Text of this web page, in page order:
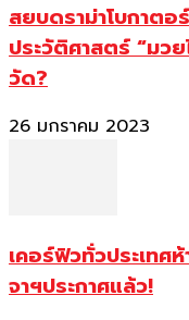
สยบดราม่าโบกาต
ประวัติศาสตร์ “มว
วัด?
26 มกราคม 2023
เคอร์ฟิวทั่วประเทศ
จาฯประกาศแล้ว!